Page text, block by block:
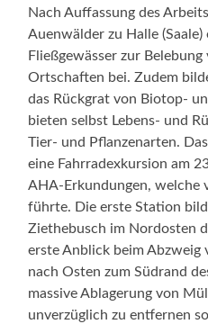
Nach Auffassung des
Auenwälder zu Halle (Saale)
Fließgewässer zur
Ortschaften bei. Zudem
das Rückgrat von Biotop-
bieten selbst Lebens- und
Tier- und Pflanzenarten.
eine Fahrradexkursion am
AHA-Erkundungen, welche
führte. Die erste Station
Ziethebusch im Nordosten
erste Anblick beim Abzweig
nach Osten zum Südrand
massive Ablagerung von
unverzüglich zu entfernen